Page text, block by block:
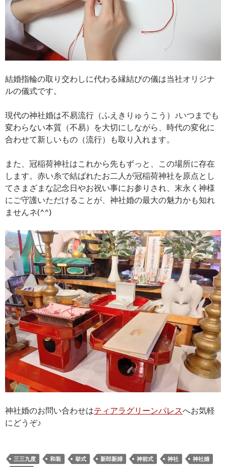
結婚指輪の取り交わしに代わる縁結びの儀は当社オリジナ
ルの儀式です。
現代の神社婚は不易流行（ふえきりゅうこう）♪いつまでも
変わらない本質（不易）を大切にしながら、時代の変化に
合わせて新しいもの（流行）も取り入れます。
また、冠稲荷神社はこれから先もずっと、この場所に存在
します。赤い糸で結ばれたお二人が冠稲荷神社を原点とし
てさまざまな記念日やお祝い事にお参りされ、末永く神様
にご守護いただけることが、神社婚の最大の魅力かも知れ
ませんネ(^^)
神社婚のお問い合わせはティアラグリーンパレスへお気軽
にどうぞ♪
三三九度 和装 挙式 新郎新婦 神前式 神社
神社婚